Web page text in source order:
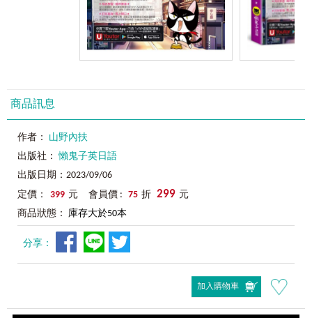
商品訊息
作者： 山野內扶
出版社：懶鬼子英日語
出版日期：2023/09/06
定價：
399 元 會員價 : 75 折 299 元
商品狀態： 庫存大於50本
分享：
加入購物車